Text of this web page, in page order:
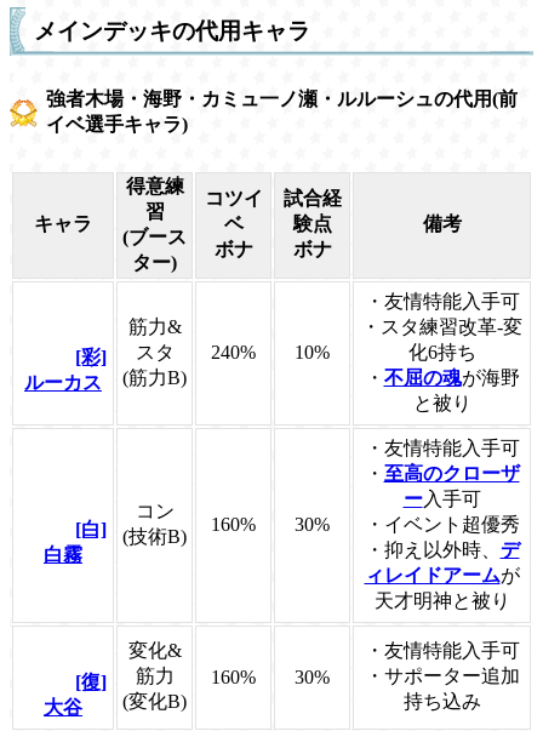
メインデッキの代用キャラ
強者木場・海野・カミュ一ノ瀬・ルルーシュの代用(前
イベ選手キャラ)
キャラ
得意練
習
(ブース
ター)
コツイ
ベ
ボナ
試合経
験点
ボナ
備考
[彩]
ルーカス
筋力&
スタ
(筋力B)
240% 10%
・友情特能入手可
・スタ練習改革-変
化6持ち
・ 不屈の魂が海野
と被り
[白]
白霧
コン
(技術B)
160% 30%
・友情特能入手可
・ 至高のクローザ
ー入手可
・イベント超優秀
・抑え以外時、 デ
ィレイドアームが
天才明神と被り
[復]
大谷
変化&
筋力
(変化B)
160% 30%
・友情特能入手可
・サポーター追加
持ち込み